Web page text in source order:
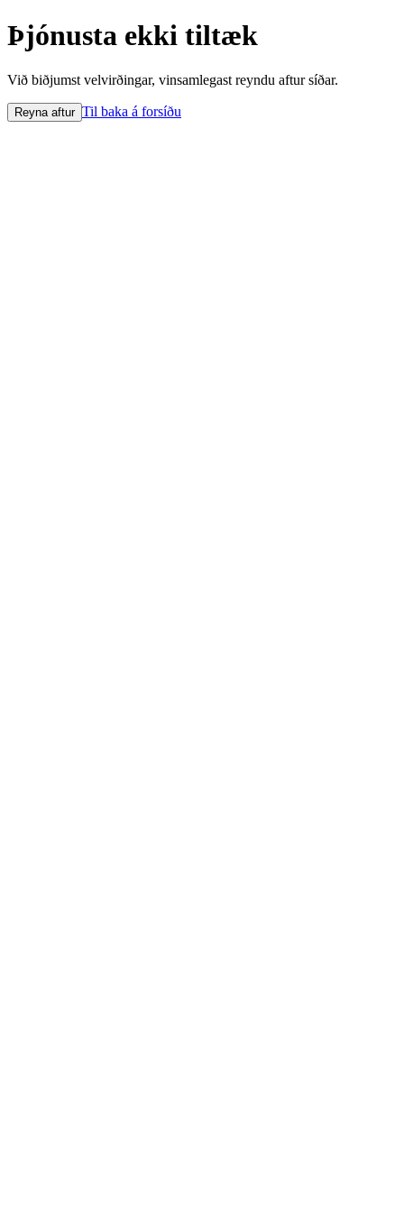
Þjónusta ekki tiltæk
Við biðjumst velvirðingar, vinsamlegast reyndu aftur síðar.
Reyna aftur Til baka á forsíðu